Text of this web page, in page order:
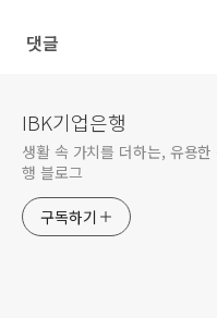
댓글
IBK기업은행
생활 속 가치를 더하는, 유용
행 블로그
구독하기